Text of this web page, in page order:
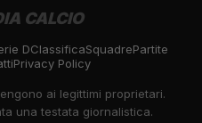
CALCIO
DClassificaSquadrePartite
Privacy Policy
ai legittimi proprietari.
una testata giornalistica.